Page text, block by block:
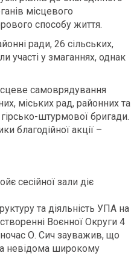
місцевого
способу життя.
ради, 26 сільських,
участі у змаганнях, однак
самоврядування
міських рад, районних та
штурмової бригади.
благодійної акції –
сесійної зали діє
та діяльність УПА на
Воєнної Округи 4
О. Сич зауважив, що
невідома широкому